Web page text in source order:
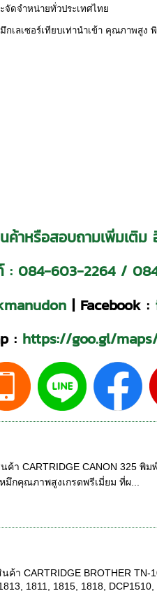
จัดจำหน่ายทั่วประเทศไทย
ลเซอร์เทียบเท่านำเข้า คุณภาพสูง
ค้าหรือสอบถามเพิ่มเติม
: 084-603-2264/
| Facebook :
: https://goo.gl/
า CARTRIDGE CANON 325 พิ
มึกคุณภาพสูงเกรดพรีเมี่ยม ที่ผ...
ค้า CARTRIDGE BROTHER
1811, 1815, 1818, DCP1510,